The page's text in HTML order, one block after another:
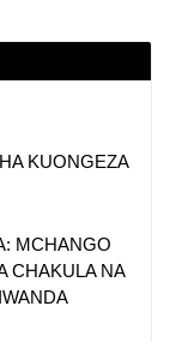
KUONGEZA
MCHANGO
CHAKULA NA